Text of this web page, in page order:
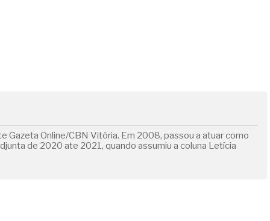
Gazeta Online/CBN Vitória. Em 2008, passou a atuar como
de 2020 ate 2021, quando assumiu a coluna Letícia